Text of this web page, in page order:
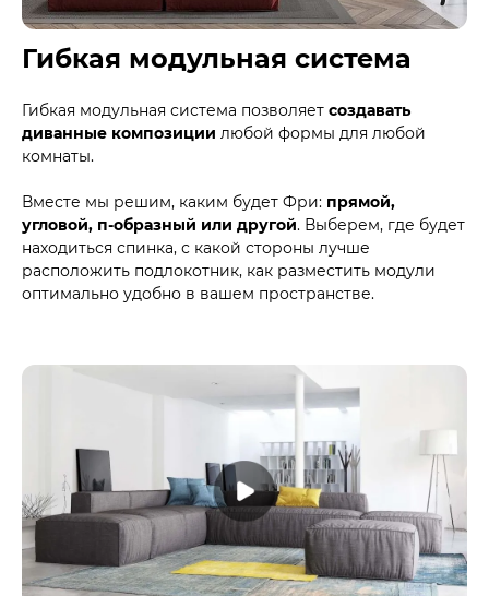
Гибкая модульная система
Гибкая модульная система позволяет создавать
диванные композиции любой формы для любой
комнаты.
Вместе мы решим, каким будет Фри: прямой,
угловой, п-образный или другой. Выберем, где будет
находиться спинка, с какой стороны лучше
расположить подлокотник, как разместить модули
оптимально удобно в вашем пространстве.